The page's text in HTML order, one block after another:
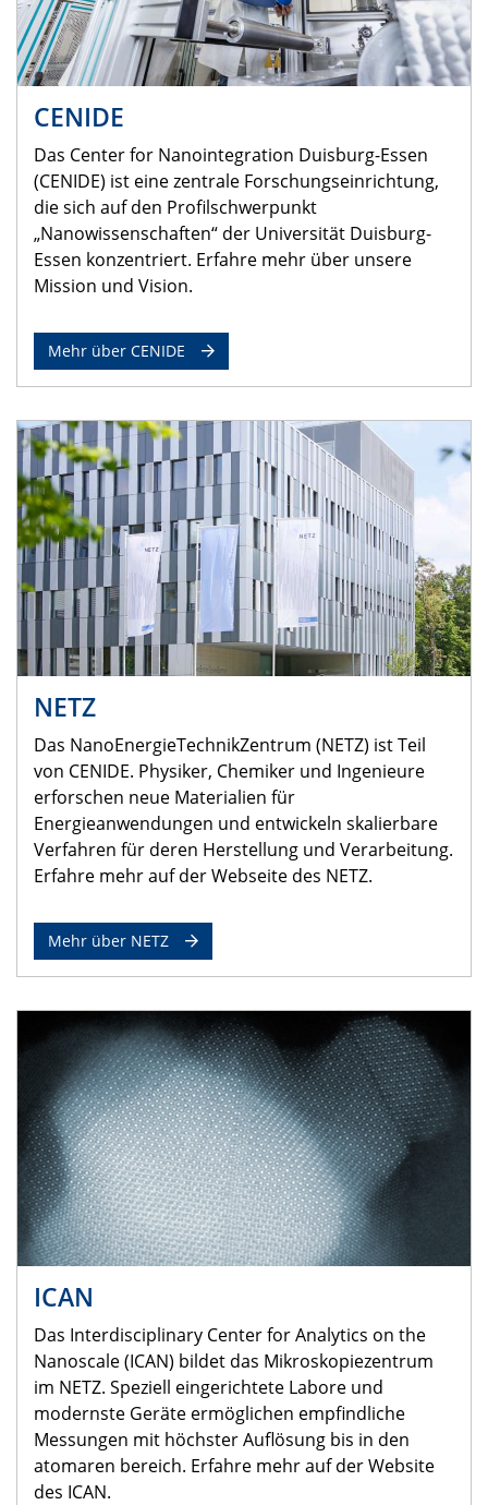
CENIDE
Das Center for Nanointegration Duisburg-Essen
(CENIDE) ist eine zentrale Forschungseinrichtung,
die sich auf den Profilschwerpunkt
„Nanowissenschaften“ der Universität Duisburg-
Essen konzentriert. Erfahre mehr über unsere
Mission und Vision.
Mehr über CENIDE
NETZ
Das NanoEnergieTechnikZentrum (NETZ) ist Teil
von CENIDE. Physiker, Chemiker und Ingenieure
erforschen neue Materialien für
Energieanwendungen und entwickeln skalierbare
Verfahren für deren Herstellung und Verarbeitung.
Erfahre mehr auf der Webseite des NETZ.
Mehr über NETZ
ICAN
Das Interdisciplinary Center for Analytics on the
Nanoscale (ICAN) bildet das Mikroskopiezentrum
im NETZ. Speziell eingerichtete Labore und
modernste Geräte ermöglichen empfindliche
Messungen mit höchster Auflösung bis in den
atomaren bereich. Erfahre mehr auf der Website
des ICAN.